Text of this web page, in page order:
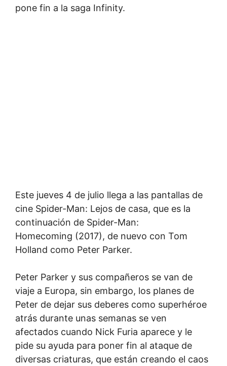
pone fin a la saga Infinity.
Este jueves 4 de julio llega a las pantallas de
cine Spider-Man: Lejos de casa, que es la
continuación de Spider-Man:
Homecoming (2017), de nuevo con Tom
Holland como Peter Parker.
Peter Parker y sus compañeros se van de
viaje a Europa, sin embargo, los planes de
Peter de dejar sus deberes como superhéroe
atrás durante unas semanas se ven
afectados cuando Nick Furia aparece y le
pide su ayuda para poner fin al ataque de
diversas criaturas, que están creando el caos